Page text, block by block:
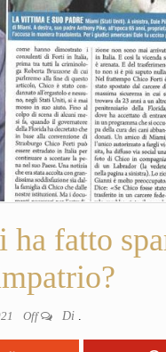
fatto
Off Di